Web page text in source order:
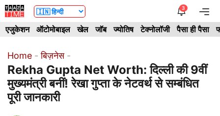
Skip
to
content
3
एजुकेशन ऑटोमोबाइल खेल जॉब ज्योतिष टेक्नोलॉजी पैसा ही पैसा
Home -बिज़नेस-
Rekha Gupta Net Worth: दिल्ली की 9वीं
मुख्यमंत्री बनीं! रेखा गुप्ता के नेटवर्थ से सम्बंधित
पूरी जानकारी